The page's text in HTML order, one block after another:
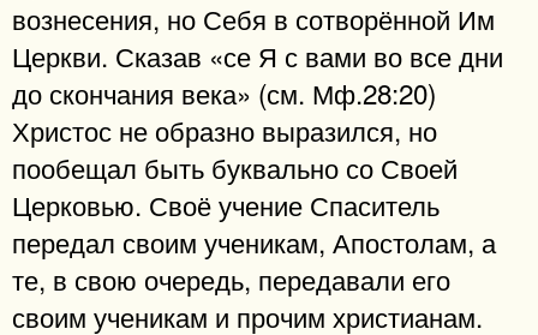
вознесения, но Себя в сотворённой Им
Церкви. Сказав «се Я с вами во все дни
до скончания века» (см. Мф.28:20)
Христос не образно выразился, но
пообещал быть буквально со Своей
Церковью. Своё учение Спаситель
передал своим ученикам, Апостолам, а
те, в свою очередь, передавали его
своим ученикам и прочим христианам.